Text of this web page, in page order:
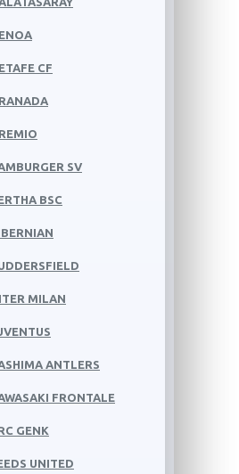
CF
SV
BSC
MILAN
ANTLERS
FRONTALE
GENK
UNITED